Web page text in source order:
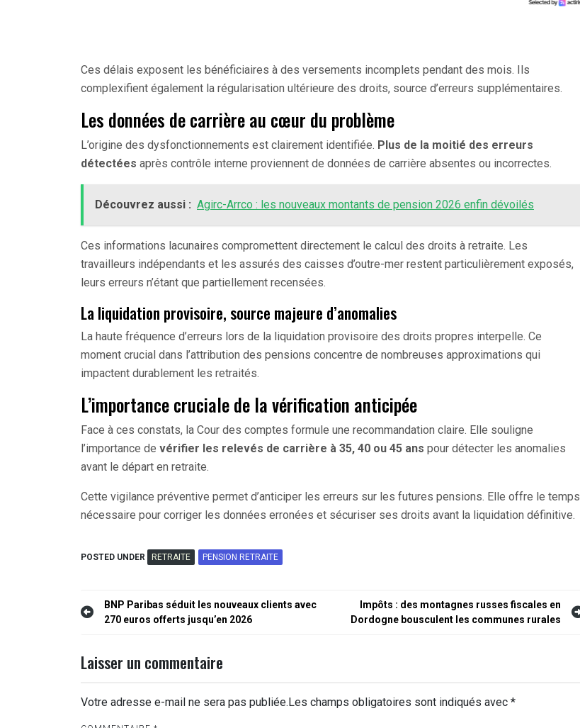
Ces délais exposent les bénéficiaires à des versements incomplets pendant des mois. Ils
complexifient également la régularisation ultérieure des droits, source d’erreurs supplémentaires.
Les données de carrière au cœur du problème
L’origine des dysfonctionnements est clairement identifiée. Plus de la moitié des erreurs
détectées après contrôle interne proviennent de données de carrière absentes ou incorrectes.
Découvrez aussi : Agirc-Arrco : les nouveaux montants de pension 2026 enfin dévoilés
Ces informations lacunaires compromettent directement le calcul des droits à retraite. Les
travailleurs indépendants et les assurés des caisses d’outre-mer restent particulièrement exposés,
leurs erreurs n’étant que partiellement recensées.
La liquidation provisoire, source majeure d’anomalies
La haute fréquence d’erreurs lors de la liquidation provisoire des droits propres interpelle. Ce
moment crucial dans l’attribution des pensions concentre de nombreuses approximations qui
impactent durablement les retraités.
L’importance cruciale de la vérification anticipée
Face à ces constats, la Cour des comptes formule une recommandation claire. Elle souligne
l’importance de vérifier les relevés de carrière à 35, 40 ou 45 ans pour détecter les anomalies
avant le départ en retraite.
Cette vigilance préventive permet d’anticiper les erreurs sur les futures pensions. Elle offre le temps
nécessaire pour corriger les données erronées et sécuriser ses droits avant la liquidation définitive.
POSTED UNDER RETRAITE PENSION RETRAITE
Navigation
l’article
BNP Paribas séduit les nouveaux clients avec
270 euros offerts jusqu’en 2026
Impôts : des montagnes russes fiscales en
Dordogne bousculent les communes rurales
Laisser un commentaire
Votre adresse e-mail ne sera pas publiée.Les champs obligatoires sont indiqués avec *